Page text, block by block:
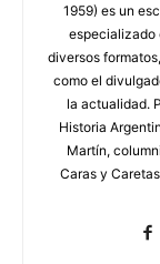
1959) es un
especializado
diversos
como el
la actualidad.
Historia
Martín,
Caras y